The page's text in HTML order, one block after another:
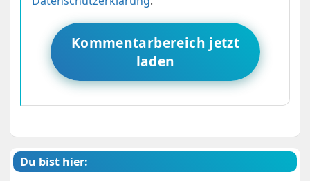
Kommentarbereich jetzt
laden
Du bist hier: